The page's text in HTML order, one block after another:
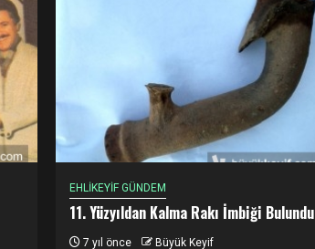
EHLİKEYİF GÜNDEM
11. Yüzyıldan Kalma Rakı İmbiği Bulundu
7 yıl önce Büyük Keyif